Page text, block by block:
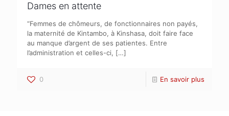
Dames en attente
“Femmes de chômeurs, de fonctionnaires non payés,
la maternité de Kintambo, à Kinshasa, doit faire face
au manque d’argent de ses patientes. Entre
l’administration et celles-ci, […]
0 En savoir plus